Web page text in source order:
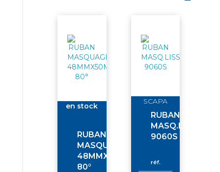
en stock
RUBAN
MASQUAGE
48MMX50M
80°
SCAPA
RUBAN
MASQ.LISSE
9060S
réf.